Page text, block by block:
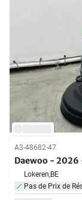
A3-48682-47
Daewoo - 2026
Lokeren,BE
Pas de Prix de